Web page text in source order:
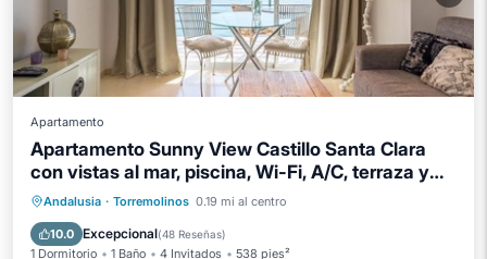
Apartamento
Apartamento Sunny View Castillo Santa Clara
con vistas al mar, piscina, Wi-Fi, A/C, terraza y
jardín
Andalusia · Torremolinos 0.19 mi al centro
10.0 Excepcional(48 Reseñas)
1 Dormitorio 1 Baño 4 Invitados 538 pies²
Aparcamiento
Piscina
Balcón/Terraza